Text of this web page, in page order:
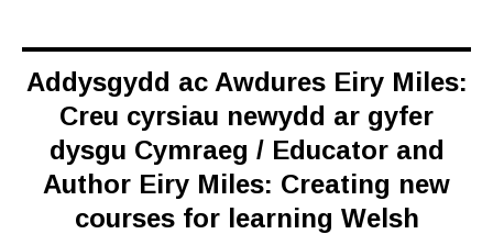
Addysgydd ac Awdures Eiry Miles:
Creu cyrsiau newydd ar gyfer
dysgu Cymraeg / Educator and
Author Eiry Miles: Creating new
courses for learning Welsh